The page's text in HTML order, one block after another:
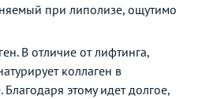
при липолизе, ощутимо
В отличие от лифтинга,
коллаген в
этому идет долгое,